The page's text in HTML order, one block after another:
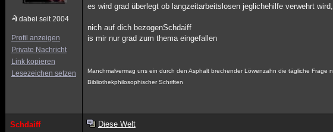
dabei seit 2004
Profil anzeigen
Private Nachricht
Link kopieren
Lesezeichen setzen
es wird grad überlegt ob langzeitarbeitslosen jeglichehilfe verwehrt
nich auf dich bezogenSchdaiff
is mir nur grad zum thema eingefallen
Manchmalvermag uns ein durch den Asphalt brechender Löwenzahn die tägliche
Bibliothekphilosophischer Schriften
Schdaiff Diese Welt